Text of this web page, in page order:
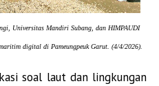
Universitas Mandiri Subang, dan HIMPAUDI
digital di Pameungpeuk Garut. (4/4/2026).
soal laut dan lingkungan